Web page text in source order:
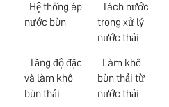
Hệ thống ép
nước bùn
Tách nước
trong xử lý
nước thải
Tăng độ đặc
và làm khô
bùn thải
Làm khô
bùn thải từ
nước thải